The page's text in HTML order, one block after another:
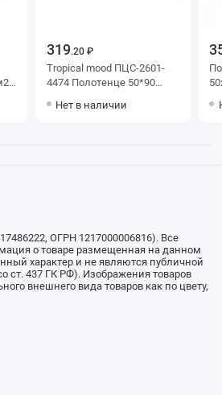
319.20 ₽
Tropical mood ПЦС-2601-
4474 Полотенце 50*90
Нет в наличии
50х100
ОГРН 1217000006816). Все
о товаре размещенная на данном
характер и не являются публичной
ст. 437 ГК РФ). Изображения товаров
внешнего вида товаров как по цвету,